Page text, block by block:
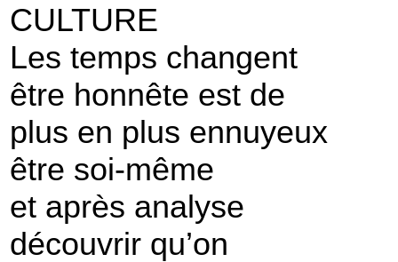
CULTURE
Les temps changent
être honnête est de
plus en plus ennuyeux
être soi-même
et après analyse
découvrir qu’on